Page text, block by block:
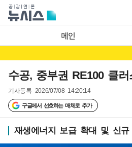
메인
수공, 중부권 RE100 클
기사등록 2026/07/08 14:20:14
구글에서 선호하는 매체로 추가
재생에너지 보급 확대 및 신